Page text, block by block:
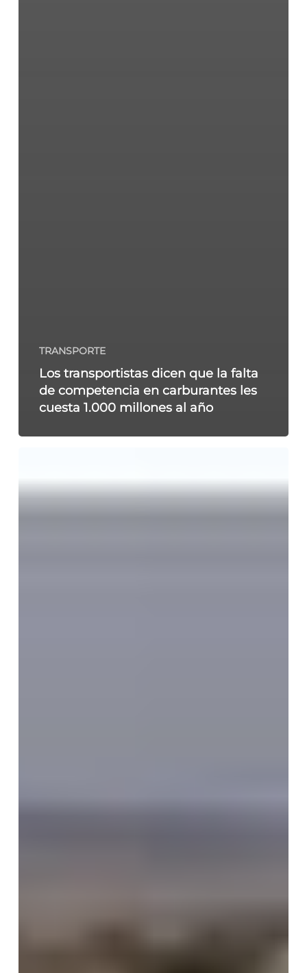
TRANSPORTE
Los transportistas dicen que la falta
de competencia en carburantes les
cuesta 1.000 millones al año